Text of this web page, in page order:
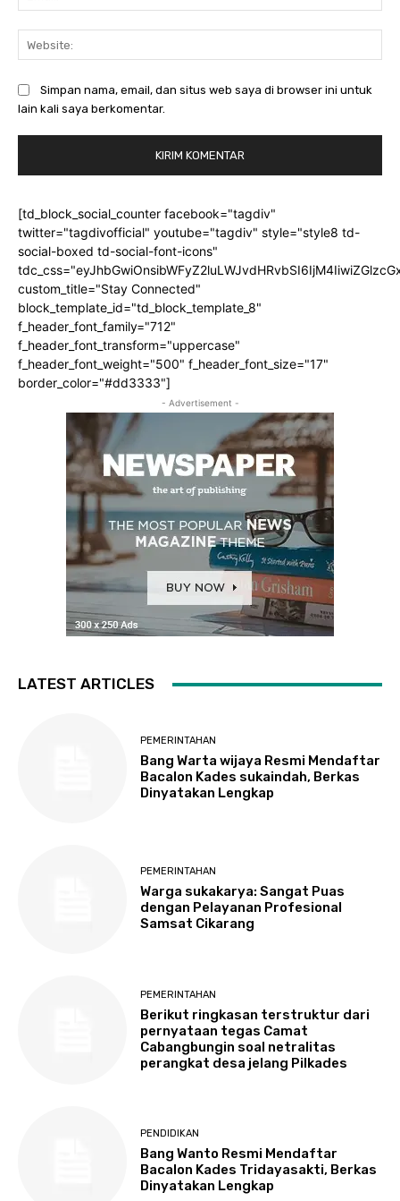
Simpan nama, email, dan situs web saya di browser ini untuk
lain kali saya berkomentar.
[td_block_social_counter facebook="tagdiv"
twitter="tagdivofficial" youtube="tagdiv" style="style8 td-
social-boxed td-social-font-icons"
custom_title="Stay Connected"
block_template_id="td_block_template_8"
f_header_font_family="712"
f_header_font_transform="uppercase"
f_header_font_weight="500" f_header_font_size="17"
border_color="#dd3333"]
- Advertisement -
LATEST ARTICLES
PEMERINTAHAN
Bang Warta wijaya Resmi Mendaftar
Bacalon Kades sukaindah, Berkas
Dinyatakan Lengkap
PEMERINTAHAN
Warga sukakarya: Sangat Puas
dengan Pelayanan Profesional
Samsat Cikarang
PEMERINTAHAN
Berikut ringkasan terstruktur dari
pernyataan tegas Camat
Cabangbungin soal netralitas
perangkat desa jelang Pilkades
PENDIDIKAN
Bang Wanto Resmi Mendaftar
Bacalon Kades Tridayasakti, Berkas
Dinyatakan Lengkap